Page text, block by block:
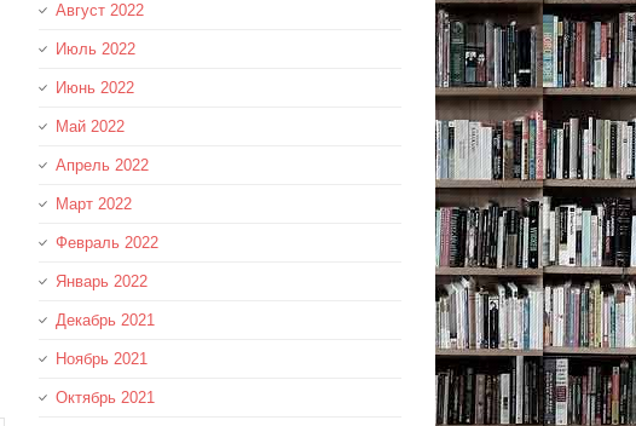
Август 2022
Июль 2022
Июнь 2022
Май 2022
Апрель 2022
Март 2022
Февраль 2022
Январь 2022
Декабрь 2021
Ноябрь 2021
Октябрь 2021